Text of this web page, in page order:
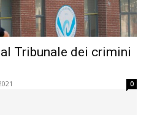
Tribunale dei crimini
0